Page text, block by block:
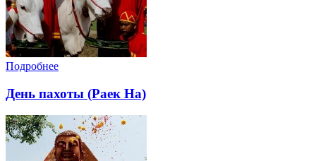
Подробнее
День пахоты (Раек На)